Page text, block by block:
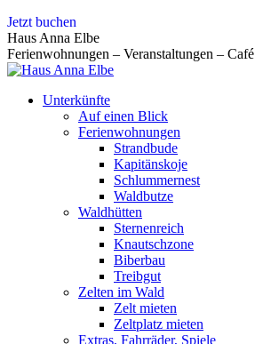
Zum
Inhalt
springen
Jetzt buchen
Haus Anna Elbe
Ferienwohnungen – Veranstaltungen – Café
Unterkünfte
Auf einen Blick
Ferienwohnungen
Strandbude
Kapitänskoje
Schlummernest
Waldbutze
Waldhütten
Sternenreich
Knautschzone
Biberbau
Treibgut
Zelten im Wald
Zelt mieten
Zeltplatz mieten
Extras, Fahrräder, Spiele